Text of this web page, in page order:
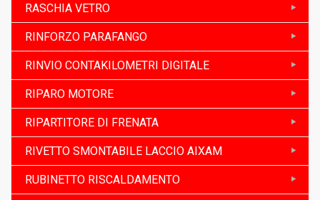
RASCHIA VETRO
RINFORZO PARAFANGO
RINVIO CONTAKILOMETRI DIGITALE
RIPARO MOTORE
RIPARTITORE DI FRENATA
RIVETTO SMONTABILE LACCIO AIXAM
RUBINETTO RISCALDAMENTO